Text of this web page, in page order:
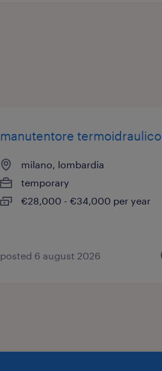
manutentore termoidraulico
milano, lombardia
temporary
€28,000 - €34,000 per year
posted 6 august 2026